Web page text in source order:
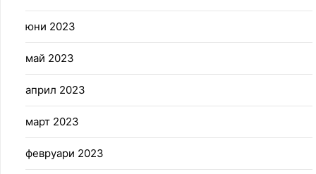
юни 2023
май 2023
април 2023
март 2023
февруари 2023